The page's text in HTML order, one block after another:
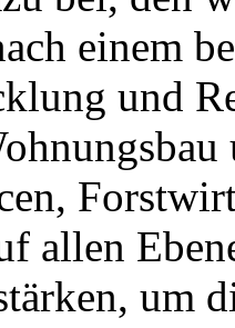
einem
und
allen
um